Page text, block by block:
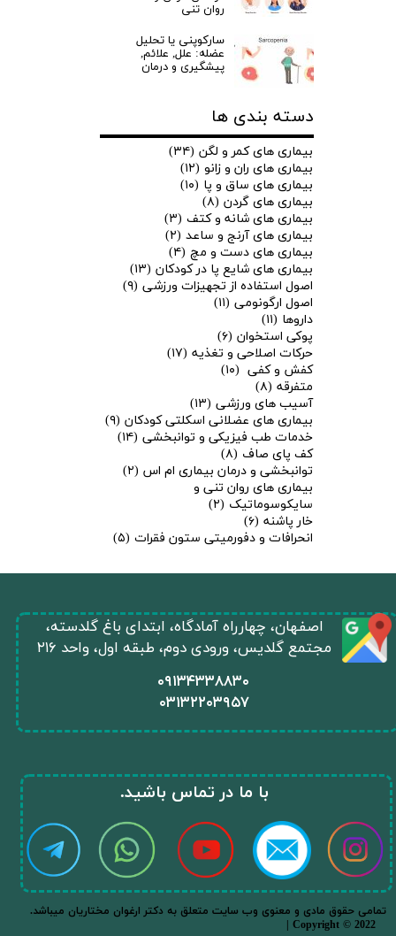
روان تنی
سارکوپنی یا تحلیل
عضله: علل, علائم,
پیشگیری و درمان
دسته بندی ها
بیماری های کمر و لگن (۳۴)
بیماری های ران و زانو (۱۲)
بیماری های ساق و پا (۱۰)
بیماری های گردن (۸)
بیماری های شانه و کتف (۳)
بیماری های آرنج و ساعد (۲)
بیماری های دست و مچ (۴)
بیماری های شایع پا در کودکان (۱۳)
اصول استفاده از تجهیزات ورزشی (۹)
اصول ارگونومی (۱۱)
داروها (۱۱)
پوکی استخوان (۶)
حرکات اصلاحی و تغذیه (۱۷)
کفش و کفی (۱۰)
متفرقه (۸)
آسیب های ورزشی (۱۳)
بیماری های عضلانی اسکلتی کودکان (۹)
خدمات طب فیزیکی و توانبخشی (۱۴)
کف پای صاف (۸)
توانبخشی و درمان بیماری ام اس (۲)
بیماری های روان تنی و
سایکوسوماتیک (۲)
خار پاشنه (۶)
انحرافات و دفورمیتی ستون فقرات (۵)
​۰۹۱۳۴۳۳۸۸۳۰
۰۳۱۳۲۲۰۳۹۵۷
​اصفهان، چهارراه آمادگاه، ابتدای باغ گلدسته،
مجتمع گلدیس، ورودی دوم، طبقه اول، واحد ۲۱۶
​با ما در تماس باشید.​​​​​​​
.تمامی حقوق مادی و معنوی وب سایت متعلق به دکتر ارغوان مختاریان میباشد
| Copyright © 2022